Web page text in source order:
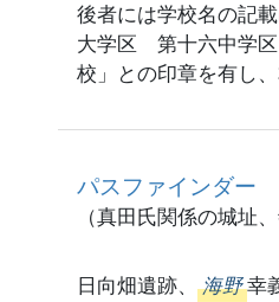
後者には学校名の記
大学区 第十六中学
校」との印章を有し
パスファインダー
（真田氏関係の城址
日向畑遺跡、 海野 幸